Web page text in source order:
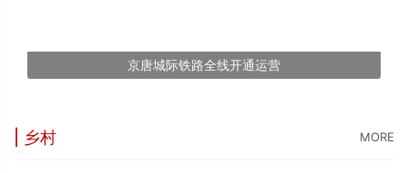
京唐城际铁路全线开通运营
| 乡村 MORE